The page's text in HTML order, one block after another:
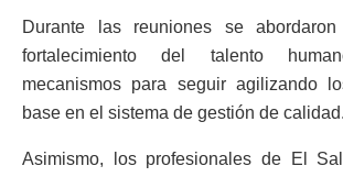
Durante las reuniones se
fortalecimiento del talento
mecanismos para seguir agilizando
base en el sistema de gestión de calidad.
Asimismo, los profesionales de El